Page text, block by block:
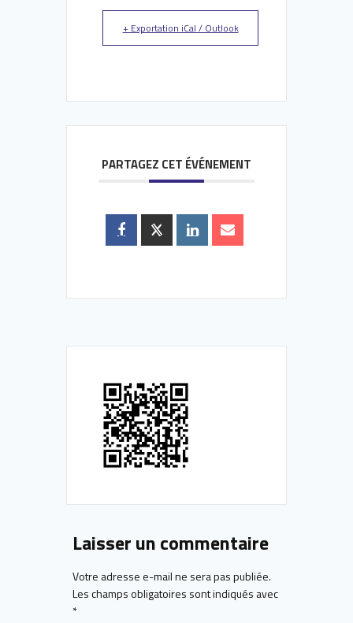
+ Exportation iCal / Outlook
PARTAGEZ CET ÉVÉNEMENT
Laisser un commentaire
Votre adresse e-mail ne sera pas publiée.
Les champs obligatoires sont indiqués avec
*